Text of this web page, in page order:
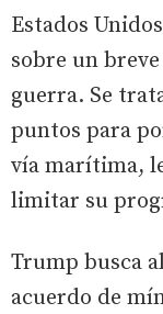
Estados
sobre un
guerra. Se
puntos para
vía marítima,
limitar su
Trump busca
acuerdo de